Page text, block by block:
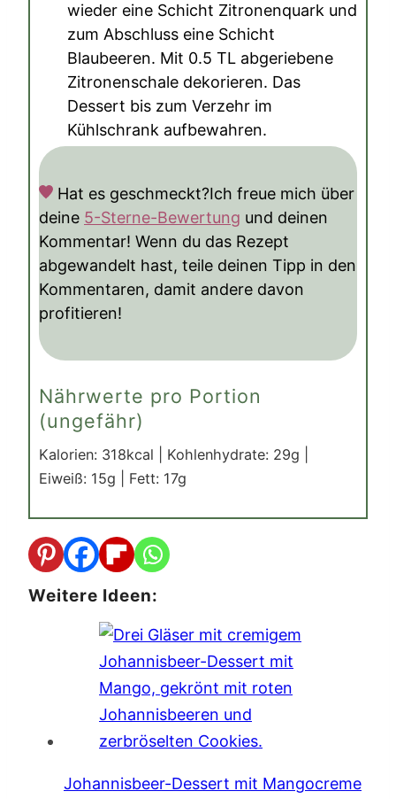
wieder eine Schicht Zitronenquark und
zum Abschluss eine Schicht
Blaubeeren. Mit 0.5 TL abgeriebene
Zitronenschale dekorieren. Das
Dessert bis zum Verzehr im
Kühlschrank aufbewahren.
Hat es geschmeckt?Ich freue mich über
deine 5-Sterne-Bewertung und deinen
Kommentar! Wenn du das Rezept
abgewandelt hast, teile deinen Tipp in den
Kommentaren, damit andere davon
profitieren!
Nährwerte pro Portion
(ungefähr)
Kalorien: 318kcal Kohlenhydrate: 29g
Eiweiß: 15g Fett: 17g
Weitere Ideen:
Johannisbeer-Dessert mit Mangocreme